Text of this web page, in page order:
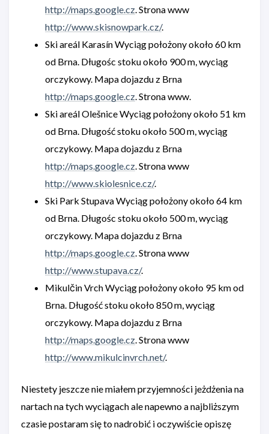
http://maps.google.cz . Strona www
http://www.skisnowpark.cz/.
Ski areál Karasín Wyciąg położony około 60 km
od Brna. Długośc stoku około 900 m, wyciąg
orczykowy. Mapa dojazdu z Brna
http://maps.google.cz . Strona www.
Ski areál Olešnice Wyciąg położony około 51 km
od Brna. Długość stoku około 500 m, wyciąg
orczykowy. Mapa dojazdu z Brna
http://maps.google.cz . Strona www
http://www.skiolesnice.cz/.
Ski Park Stupava Wyciąg położony około 64 km
od Brna. Długośc stoku około 500 m, wyciąg
orczykowy. Mapa dojazdu z Brna
http://maps.google.cz . Strona www
http://www.stupava.cz/.
Mikulčin Vrch Wyciąg położony około 95 km od
Brna. Długość stoku około 850 m, wyciąg
orczykowy. Mapa dojazdu z Brna
http://maps.google.cz . Strona www
http://www.mikulcinvrch.net/.
Niestety jeszcze nie miałem przyjemności jeżdżenia na
nartach na tych wyciągach ale napewno a najbliższym
czasie postaram się to nadrobić i oczywiście opiszę